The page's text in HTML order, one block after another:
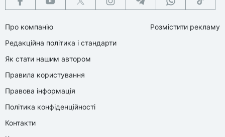
Про компанію
Редакційна політика і стандарти
Як стати нашим автором
Правила користування
Правова інформація
Політика конфіденційності
Контакти
Розмістити рекламу